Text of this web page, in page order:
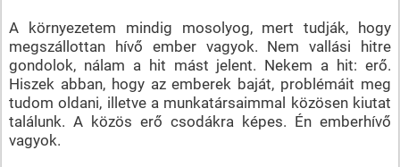
A környezetem mindig mosolyog, mert tudják, hogy
megszállottan hívő ember vagyok. Nem vallási hitre
gondolok, nálam a hit mást jelent. Nekem a hit: erő.
Hiszek abban, hogy az emberek baját, problémáit meg
tudom oldani, illetve a munkatársaimmal közösen kiutat
találunk. A közös erő csodákra képes. Én emberhívő
vagyok.